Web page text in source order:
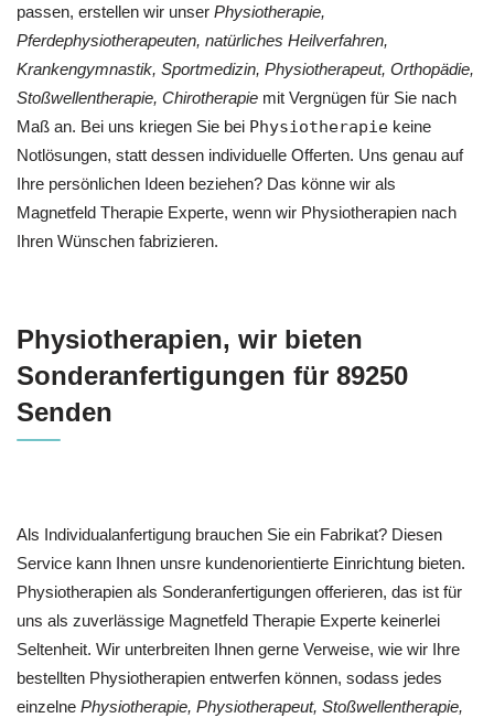
passen, erstellen wir unser Physiotherapie,
Pferdephysiotherapeuten, natürliches Heilverfahren,
Krankengymnastik, Sportmedizin, Physiotherapeut, Orthopädie,
Stoßwellentherapie, Chirotherapie mit Vergnügen für Sie nach
Maß an. Bei uns kriegen Sie bei Physiotherapie keine
Notlösungen, statt dessen individuelle Offerten. Uns genau auf
Ihre persönlichen Ideen beziehen? Das könne wir als
Magnetfeld Therapie Experte, wenn wir Physiotherapien nach
Ihren Wünschen fabrizieren.
Physiotherapien, wir bieten
Sonderanfertigungen für 89250
Senden
Als Individualanfertigung brauchen Sie ein Fabrikat? Diesen
Service kann Ihnen unsre kundenorientierte Einrichtung bieten.
Physiotherapien als Sonderanfertigungen offerieren, das ist für
uns als zuverlässige Magnetfeld Therapie Experte keinerlei
Seltenheit. Wir unterbreiten Ihnen gerne Verweise, wie wir Ihre
bestellten Physiotherapien entwerfen können, sodass jedes
einzelne Physiotherapie, Physiotherapeut, Stoßwellentherapie,